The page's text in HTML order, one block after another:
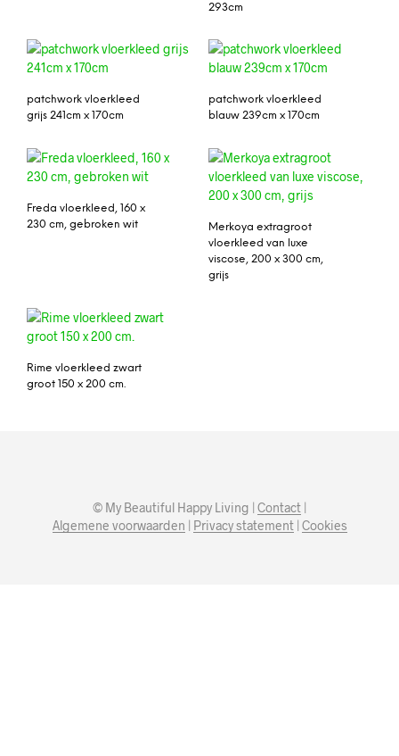
293cm
patchwork vloerkleed
grijs 241cm x 170cm
patchwork vloerkleed
blauw 239cm x 170cm
Freda vloerkleed, 160 x
230 cm, gebroken wit
Merkoya extragroot
vloerkleed van luxe
viscose, 200 x 300 cm,
grijs
Rime vloerkleed zwart
groot 150 x 200 cm.
© My Beautiful Happy Living | Contact |
Algemene voorwaarden | Privacy statement| Cookies